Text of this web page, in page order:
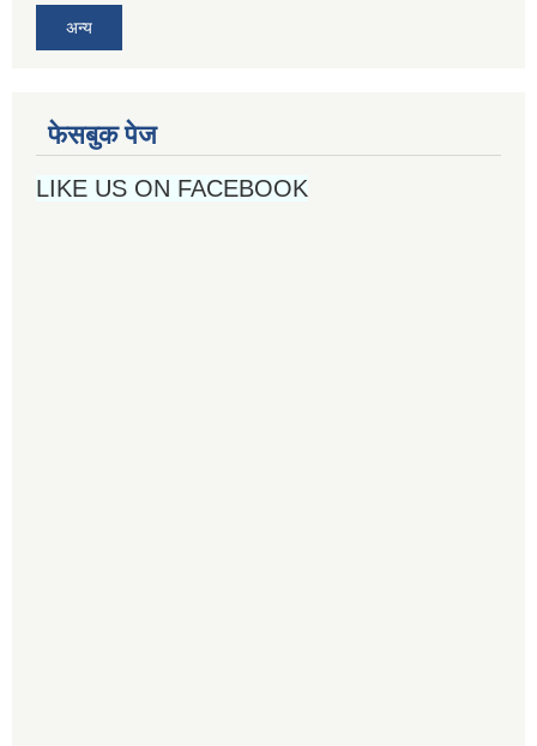
अन्य
फेसबुक पेज
LIKE US ON FACEBOOK